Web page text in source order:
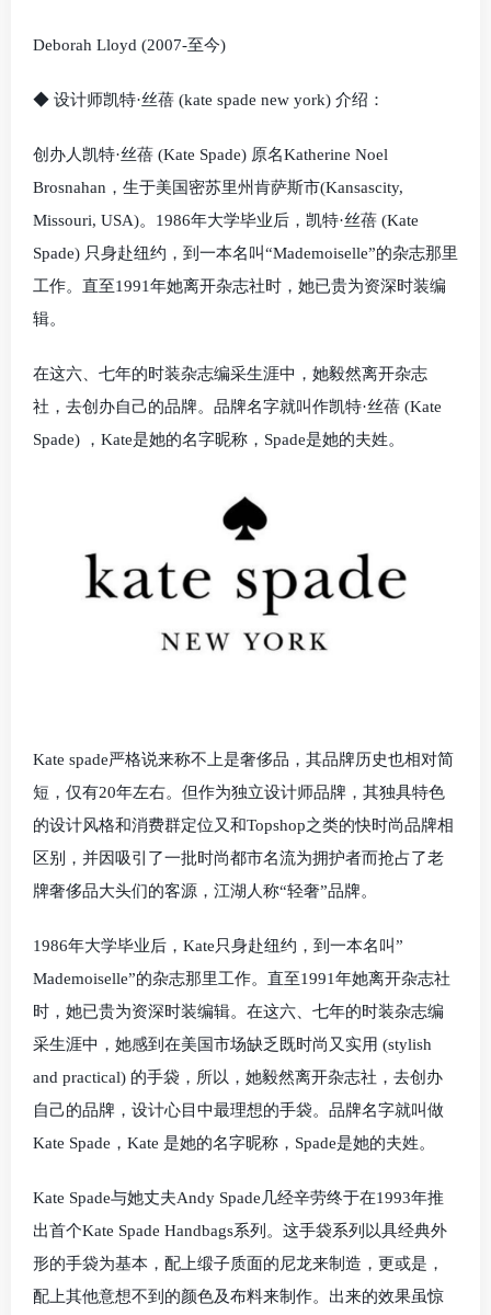
Deborah Lloyd (2007-至今)
◆ 设计师凯特·丝蓓 (kate spade new york) 介绍：
创办人凯特·丝蓓 (Kate Spade) 原名Katherine Noel
Brosnahan，生于美国密苏里州肯萨斯市(Kansascity,
Missouri, USA)。1986年大学毕业后，凯特·丝蓓 (Kate
Spade) 只身赴纽约，到一本名叫“Mademoiselle”的杂志那里
工作。直至1991年她离开杂志社时，她已贵为资深时装编
辑。
在这六、七年的时装杂志编采生涯中，她毅然离开杂志
社，去创办自己的品牌。品牌名字就叫作凯特·丝蓓 (Kate
Spade) ，Kate是她的名字昵称，Spade是她的夫姓。
Kate spade严格说来称不上是奢侈品，其品牌历史也相对简
短，仅有20年左右。但作为独立设计师品牌，其独具特色
的设计风格和消费群定位又和Topshop之类的快时尚品牌相
区别，并因吸引了一批时尚都市名流为拥护者而抢占了老
牌奢侈品大头们的客源，江湖人称“轻奢”品牌。
1986年大学毕业后，Kate只身赴纽约，到一本名叫”
Mademoiselle”的杂志那里工作。直至1991年她离开杂志社
时，她已贵为资深时装编辑。在这六、七年的时装杂志编
采生涯中，她感到在美国市场缺乏既时尚又实用 (stylish
and practical) 的手袋，所以，她毅然离开杂志社，去创办
自己的品牌，设计心目中最理想的手袋。品牌名字就叫做
Kate Spade，Kate 是她的名字昵称，Spade是她的夫姓。
Kate Spade与她丈夫Andy Spade几经辛劳终于在1993年推
出首个Kate Spade Handbags系列。这手袋系列以具经典外
形的手袋为基本，配上缎子质面的尼龙来制造，更或是，
配上其他意想不到的颜色及布料来制作。出来的效果虽惊